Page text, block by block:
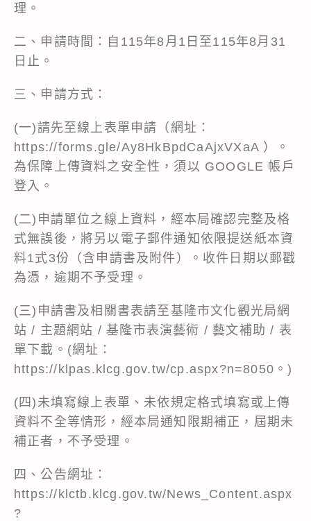
理。
二、申請時間：自115年8月1日至115年8月31
日止。
三、申請方式：
(一)請先至線上表單申請（網址：
https://forms.gle/Ay8HkBpdCaAjxVXaA ）。
為保障上傳資料之安全性，須以 GOOGLE 帳戶
登入。
(二)申請單位之線上資料，經本局確認完整及格
式無誤後，將另以電子郵件通知依限提送紙本資
料1式3份（含申請書及附件）。收件日期以郵戳
為憑，逾期不予受理。
(三)申請書及相關書表請至基隆市文化觀光局網
站 / 主題網站 / 基隆市表演藝術 / 藝文補助 / 表
單下載。(網址：
https://klpas.klcg.gov.tw/cp.aspx?n=8050。)
(四)未填寫線上表單、未依規定格式填寫或上傳
資料不全等情形，經本局通知限期補正，屆期未
補正者，不予受理。
四、公告網址：
https://klctb.klcg.gov.tw/News_Content.aspx
?